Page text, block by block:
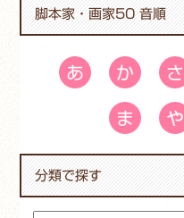
脚本家・画家50 音順
あ か さ
ま や
分類で探す